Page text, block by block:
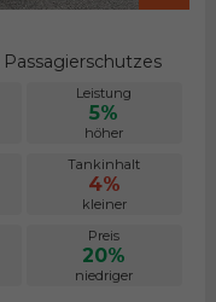
Leistung
5%
höher
Tankinhalt
4%
kleiner
Preis
20%
niedriger